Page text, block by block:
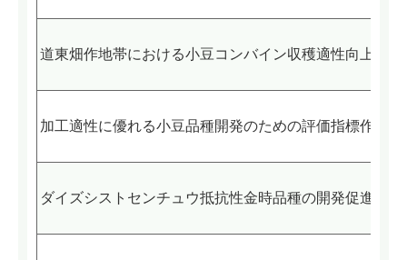
道東畑作地帯における小豆コンバイン収穫適性向上の
加工適性に優れる小豆品種開発のための評価指標作成
ダイズシストセンチュウ抵抗性金時品種の開発促進